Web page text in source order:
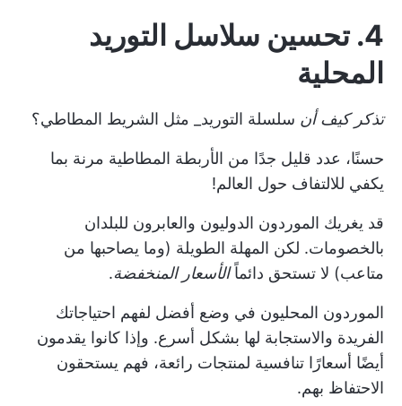
4. تحسين سلاسل التوريد
المحلية
تذكر كيف أن سلسلة التوريد_ مثل الشريط المطاطي؟
حسنًا، عدد قليل جدًا من الأربطة المطاطية مرنة بما
يكفي للالتفاف حول العالم!
قد يغريك الموردون الدوليون والعابرون للبلدان
بالخصومات. لكن المهلة الطويلة (وما يصاحبها من
متاعب) لا تستحق دائماًالأسعار المنخفضة.
الموردون المحليون في وضع أفضل لفهم احتياجاتك
الفريدة والاستجابة لها بشكل أسرع. وإذا كانوا يقدمون
أيضًا أسعارًا تنافسية لمنتجات رائعة، فهم يستحقون
الاحتفاظ بهم.